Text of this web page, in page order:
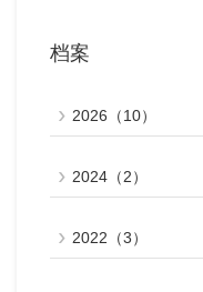
档案
2026（10）
2024（2）
2022（3）